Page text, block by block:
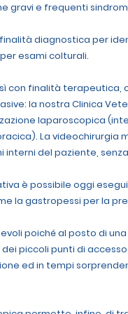
e frequenti
finalità diagnostica per
esami colturali.
con finalità
la nostra Clinica
laparoscopica
La
del paziente,
è possibile oggi
la gastropessi per la
poiché al posto di
piccoli punti di
ed in tempi